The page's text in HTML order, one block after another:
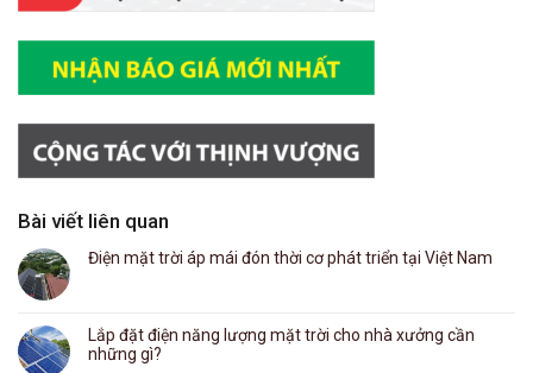
Bài viết liên quan
Điện mặt trời áp mái đón thời cơ phát triển tại Việt Nam
Lắp đặt điện năng lượng mặt trời cho nhà xưởng cần
những gì?